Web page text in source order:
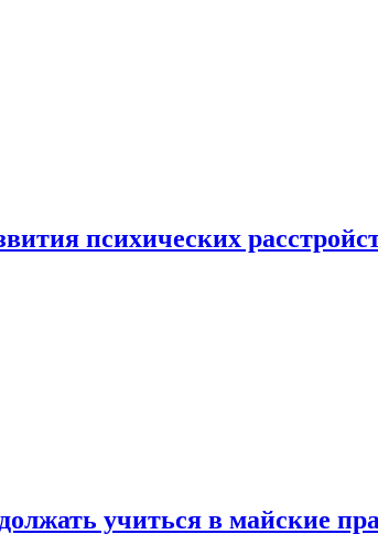
психических
учиться в майские